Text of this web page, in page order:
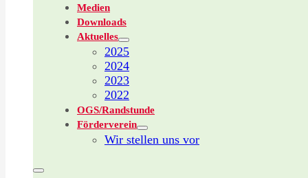
Medien
Downloads
Aktuelles
2025
2024
2023
2022
OGS/Randstunde
Förderverein
Wir stellen uns vor